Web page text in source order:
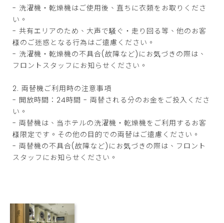
- 洗濯機・乾燥機はご使用後、直ちに衣類をお取りくださ
い。
- 共有エリアのため、大声で騒ぐ・走り回る等、他のお客
様のご迷惑となる行為はご遠慮ください。
- 洗濯機・乾燥機の不具合(故障など)にお気づきの際は、
フロントスタッフにお知らせください。
2. 両替機ご利用時の注意事項
- 開放時間：24時間 - 両替される分のお金をご投入くださ
い。
- 両替機は、当ホテルの洗濯機・乾燥機をご利用するお客
様限定です。その他の目的での両替はご遠慮ください。
- 両替機の不具合(故障など)にお気づきの際は、フロント
スタッフにお知らせください。